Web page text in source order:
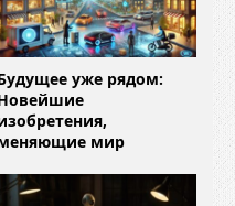
уже рядом:
мир